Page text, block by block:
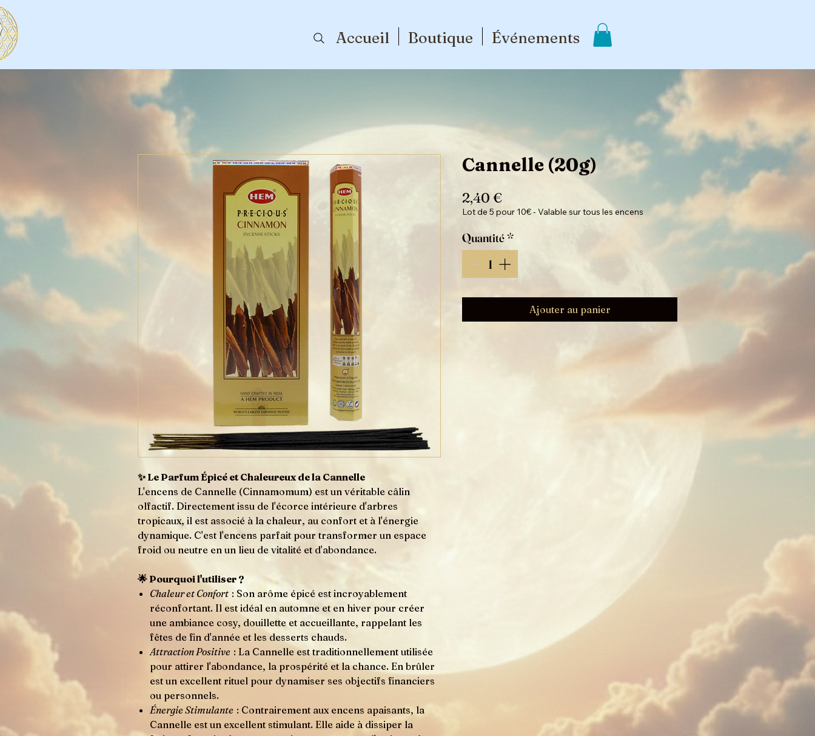
Accueil Boutique Événements
✨ Le Parfum Épicé et Chaleureux de la Cannelle
L'encens de Cannelle (Cinnamomum) est un véritable câlin
olfactif. Directement issu de l'écorce intérieure d'arbres
tropicaux, il est associé à la chaleur, au confort et à l'énergie
dynamique. C'est l'encens parfait pour transformer un espace
froid ou neutre en un lieu de vitalité et d'abondance.
🌟 Pourquoi l'utiliser ?
Chaleur et Confort : Son arôme épicé est incroyablement
réconfortant. Il est idéal en automne et en hiver pour créer
une ambiance cosy, douillette et accueillante, rappelant les
fêtes de fin d'année et les desserts chauds.
Attraction Positive : La Cannelle est traditionnellement utilisée
pour attirer l'abondance, la prospérité et la chance. En brûler
est un excellent rituel pour dynamiser ses objectifs financiers
ou personnels.
Énergie Stimulante : Contrairement aux encens apaisants, la
Cannelle est un excellent stimulant. Elle aide à dissiper la
Cannelle (20g)
2,40 €Prix
Lot de 5 pour 10€ - Valable sur tous les encens
Quantité*
Ajouter au panier